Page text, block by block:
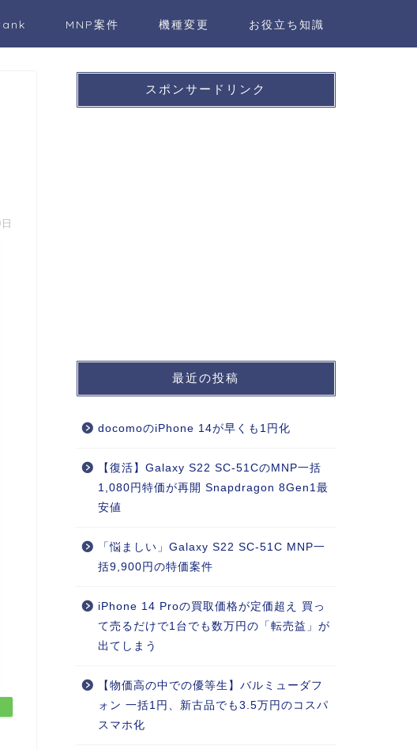
MNP案件 機種変更 お役立ち知識
スポンサードリンク
最近の投稿
docomoのiPhone 14が早くも1円化
【復活】Galaxy S22 SC-51CのMNP一括
1,080円特価が再開 Snapdragon 8Gen1最
安値
「悩ましい」Galaxy S22 SC-51C MNP一
括9,900円の特価案件
iPhone 14 Proの買取価格が定価超え 買っ
て売るだけで1台でも数万円の「転売益」が
出てしまう
【物価高の中での優等生】バルミューダフ
ォン 一括1円、新古品でも3.5万円のコスパ
スマホ化